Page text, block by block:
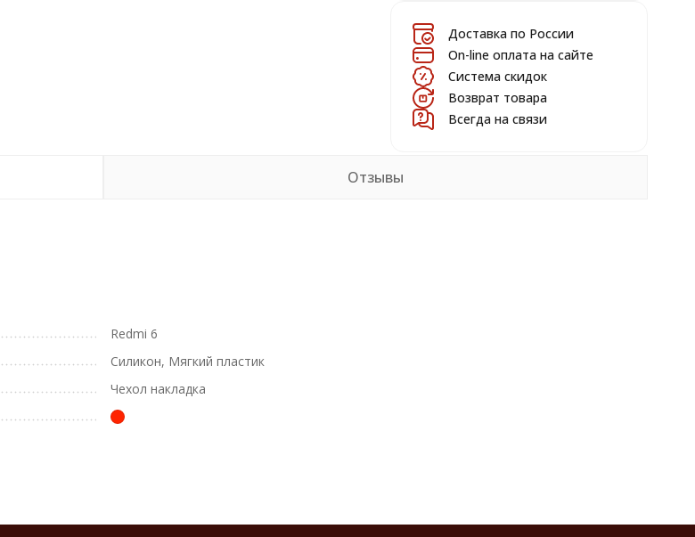
Доставка по России
On-line оплата на сайте
Система скидок
Возврат товара
Всегда на связи
Отзывы
Redmi 6
Силикон, Мягкий пластик
Чехол накладка